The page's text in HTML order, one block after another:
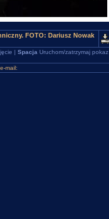
FOTO: Dariusz Nowak
| Spacja Uruchom/zatrzymaj pokaz
mail: